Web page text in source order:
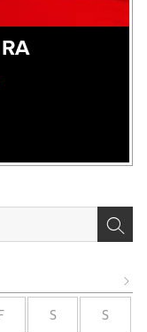
F S S